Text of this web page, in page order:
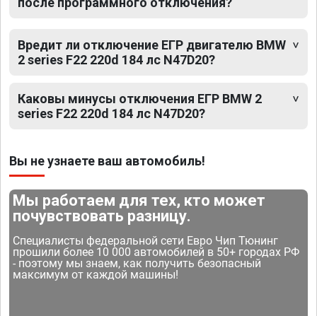
Вредит ли отключение ЕГР двигателю BMW
2 series F22 220d 184 лс N47D20?
Каковы минусы отключения ЕГР BMW 2
series F22 220d 184 лс N47D20?
Вы не узнаете ваш автомобиль!
Мы работаем для тех, кто может
почувствовать разницу.
Специалисты федеральной сети Евро Чип Тюнинг
прошили более 10 000 автомобилей в 50+ городах РФ
- поэтому мы знаем, как получить безопасный
максимум от каждой машины!